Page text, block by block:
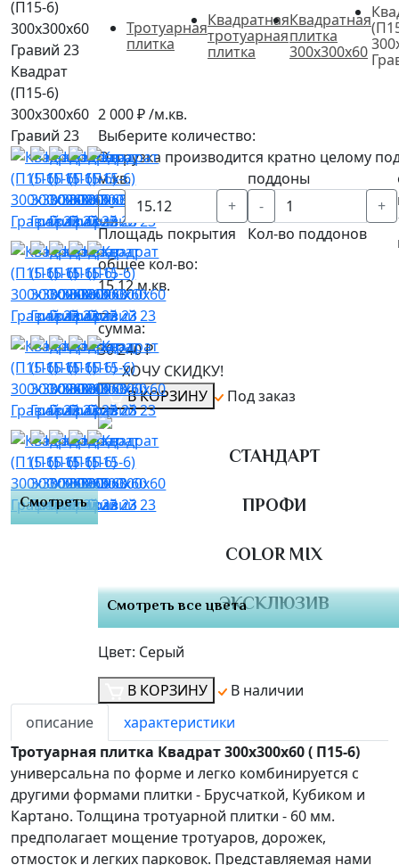
Квадрат
(П15-6)
300х300х60
Гравий 23
Смотреть
Тротуарная
плитка
Квадратная
тротуарная
плитка
Квадратная
плитка
300х300х60
2 000 ₽ /м.кв.
Выберите количество:
Отгрузка производится кратно целому
м.кв.
-
+
Площадь покрытия
поддоны
-
+
Кол-во поддонов
общее кол-во:
15.12м.кв.
__
сумма:
30 240 ₽
ХОЧУ СКИДКУ!
В КОРЗИНУ
Под заказ
СТАНДАРТ
ПРОФИ
COLOR MIX
ЭКСКЛЮЗИВ
Смотреть все цвета
Цвет: Серый
В КОРЗИНУ
В наличии
описание
характеристики
Тротуарная плитка Квадрат 300х300х60 ( П15-6)
универсальна по форме и легко комбинируется с
другими формами плитки - Брусчаткой, Кубиком и
Картано. Толщина тротуарной плитки - 60 мм.
предполагает мощение тротуаров, дорожек,
отмосток и легких парковок. Представляемая нами